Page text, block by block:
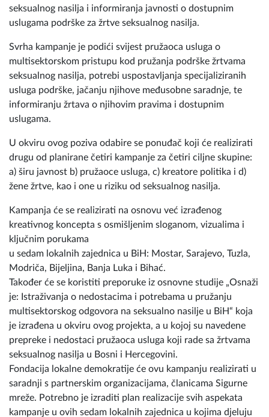
seksualnog nasilja i informiranja javnosti o dostupnim
uslugama podrške za žrtve seksualnog nasilja.
Svrha kampanje je podići svijest pružaoca usluga o
multisektorskom pristupu kod pružanja podrške žrtvama
seksualnog nasilja, potrebi uspostavljanja specijaliziranih
usluga podrške, jačanju njihove međusobne saradnje, te
informiranju žrtava o njihovim pravima i dostupnim
uslugama.
U okviru ovog poziva odabire se ponuđač koji će realizirati
drugu od planirane četiri kampanje za četiri ciljne skupine:
a) širu javnost b) pružaoce usluga, c) kreatore politika i d)
žene žrtve, kao i one u riziku od seksualnog nasilja.
Kampanja će se realizirati na osnovu već izrađenog
kreativnog koncepta s osmišljenim sloganom, vizualima i
ključnim porukama
u sedam lokalnih zajednica u BiH: Mostar, Sarajevo, Tuzla,
Modriča, Bijeljina, Banja Luka i Bihać.
Također će se koristiti preporuke iz osnovne studije „Osnaži
je: Istraživanja o nedostacima i potrebama u pružanju
multisektorskog odgovora na seksualno nasilje u BiH“ koja
je izrađena u okviru ovog projekta, a u kojoj su navedene
prepreke i nedostaci pružaoca usluga koji rade sa žrtvama
seksualnog nasilja u Bosni i Hercegovini.
Fondacija lokalne demokratije će ovu kampanju realizirati u
saradnji s partnerskim organizacijama, članicama Sigurne
mreže. Potrebno je izraditi plan realizacije svih aspekata
kampanje u ovih sedam lokalnih zajednica u kojima djeluju